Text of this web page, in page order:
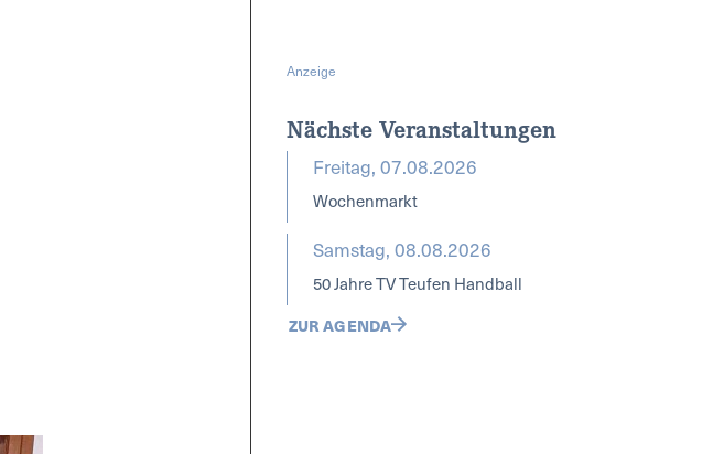
Anzeige
Nächste Veranstaltungen
Freitag, 07.08.2026
Wochenmarkt
Samstag, 08.08.2026
50 Jahre TV Teufen Handball
ZUR AGENDA